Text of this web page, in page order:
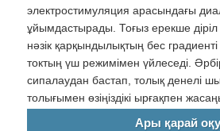
электростимуляция арасындағы
ұйымдастырады. Тоғыз ерекше
нәзік қарқындылықтың бес градиенті
токтың үш режимімен үйлеседі.
сипалаудан бастап, толық денелі
толығымен өзіңіздікі ырғақпен
Ары қарай оқу